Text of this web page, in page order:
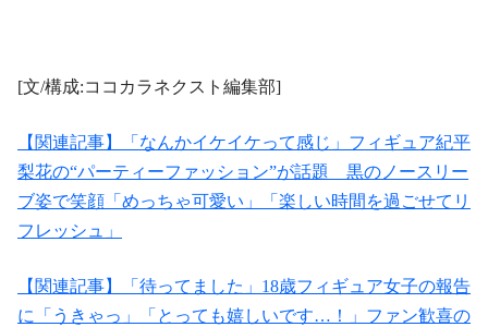
[文/構成:ココカラネクスト編集部]
【関連記事】「なんかイケイケって感じ」フィギュア紀平
梨花の“パーティーファッション”が話題 黒のノースリー
ブ姿で笑顔「めっちゃ可愛い」「楽しい時間を過ごせてリ
フレッシュ」
【関連記事】「待ってました」18歳フィギュア女子の報告
に「うきゃっ」「とっても嬉しいです…！」ファン歓喜の